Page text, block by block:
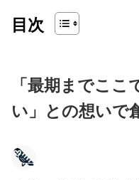
目次
「最期までこ
い」との想いで